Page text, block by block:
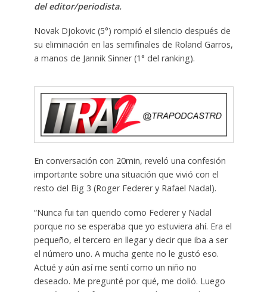
del editor/periodista.
Novak Djokovic (5°) rompió el silencio después de
su eliminación en las semifinales de Roland Garros,
a manos de Jannik Sinner (1° del ranking).
En conversación con 20min, reveló una confesión
importante sobre una situación que vivió con el
resto del Big 3 (Roger Federer y Rafael Nadal).
“Nunca fui tan querido como Federer y Nadal
porque no se esperaba que yo estuviera ahí. Era el
pequeño, el tercero en llegar y decir que iba a ser
el número uno. A mucha gente no le gustó eso.
Actué y aún así me sentí como un niño no
deseado. Me pregunté por qué, me dolió. Luego